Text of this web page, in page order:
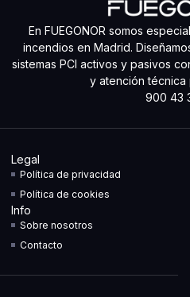
En FUEGONOR somos
incendios en Madrid.
sistemas PCI activos y pasivos
y atención técnica
900 43
Legal
Política de privacidad
Política de cookies
Info
Sobre nosotros
Contacto